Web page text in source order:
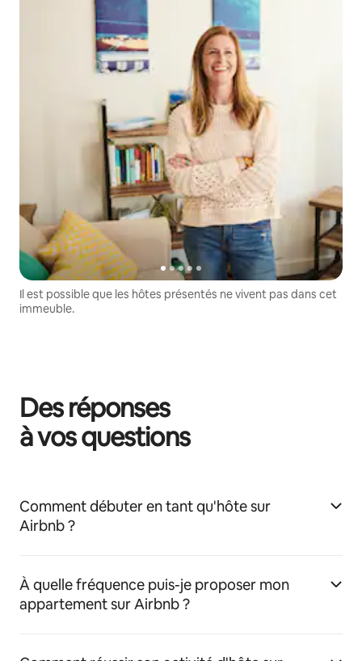
Il est possible que les hôtes présentés ne vivent pas dans cet
immeuble.
Des réponses
à vos questions
Comment débuter en tant qu'hôte sur
Airbnb ?
À quelle fréquence puis-je proposer mon
appartement sur Airbnb ?